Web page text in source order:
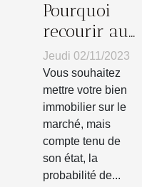
Pourquoi
recourir aux
services
d’un
professionnel
pour la
rénovation
de sa
maison ?
Jeudi 02/11/2023
Vous souhaitez
mettre votre bien
immobilier sur le
marché, mais
compte tenu de
son état, la
probabilité de...